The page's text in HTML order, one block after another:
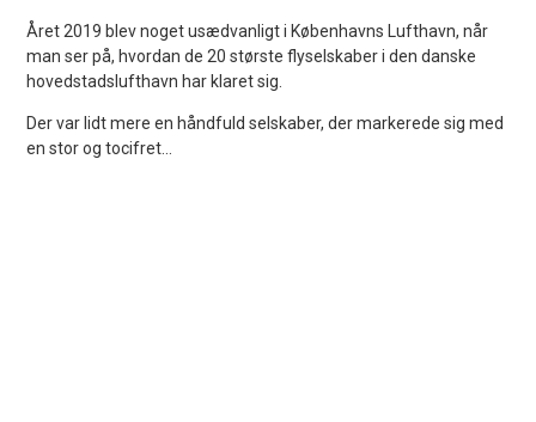
Året 2019 blev noget usædvanligt i Københavns Lufthavn, når
man ser på, hvordan de 20 største flyselskaber i den danske
hovedstadslufthavn har klaret sig.
Der var lidt mere en håndfuld selskaber, der markerede sig med
en stor og tocifret...